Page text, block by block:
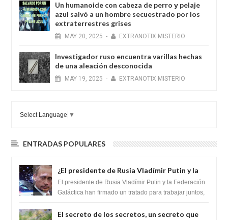
Un humanoide con cabeza de perro у pelaje
azul salvó a un hombre secuestrado por los
extraterrestres grises
MAY 20, 2025 - EXTRANOTIX MISTERIO
Investigador ruso encuentra varillas hechas
de una aleación desconocida
MAY 19, 2025 - EXTRANOTIX MISTERIO
Select Language ▼
ENTRADAS POPULARES
¿El presidente de Rusia Vladímir Putin y la
Federación Galactica han firmado un
tratado para acabar con los Sionistas?
El presidente de Rusia Vladímir Putin y la Federación
Galáctica han firmado un tratado para trabajar juntos,
El secreto de los secretos, un secreto que